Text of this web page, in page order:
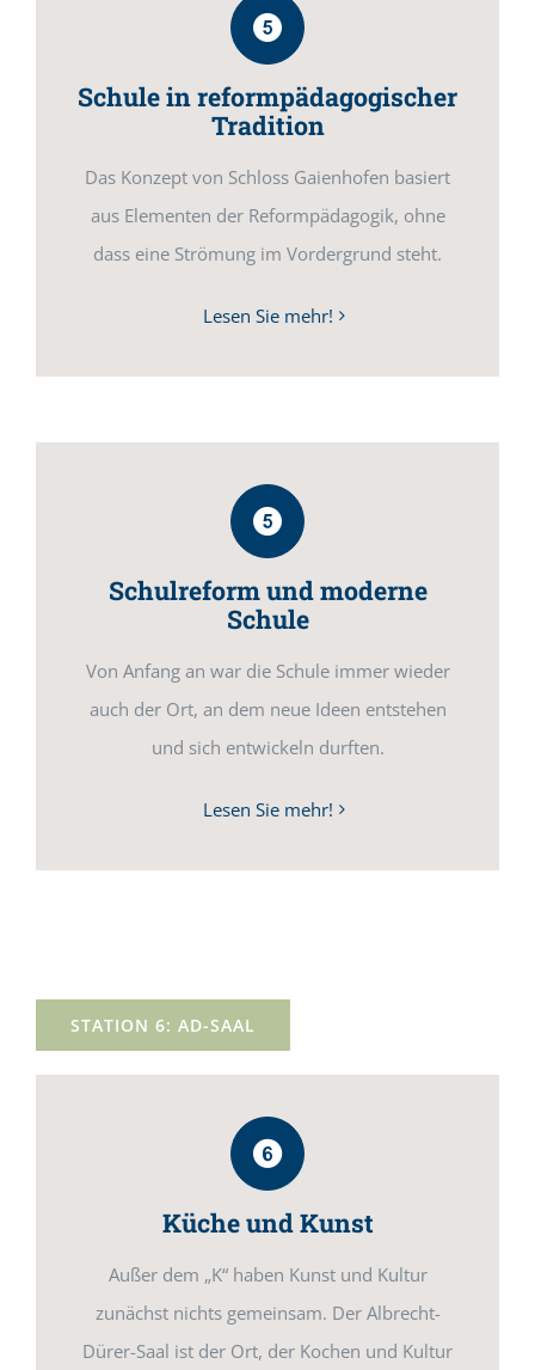
Schule in reformpädagogischer
Tradition
Das Konzept von Schloss Gaienhofen basiert
aus Elementen der Reformpädagogik, ohne
dass eine Strömung im Vordergrund steht.
Lesen Sie mehr!
Schulreform und moderne
Schule
Von Anfang an war die Schule immer wieder
auch der Ort, an dem neue Ideen entstehen
und sich entwickeln durften.
Lesen Sie mehr!
STATION 6: AD-SAAL
Küche und Kunst
Außer dem „K“ haben Kunst und Kultur
zunächst nichts gemeinsam. Der Albrecht-
Dürer-Saal ist der Ort, der Kochen und Kultur